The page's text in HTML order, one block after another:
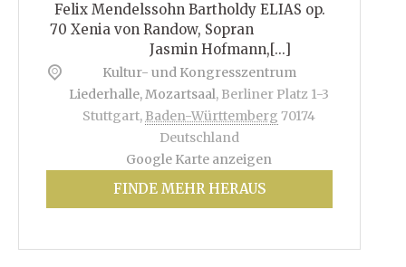
Felix Mendelssohn Bartholdy ELIAS op.
70 Xenia von Randow, Sopran
Jasmin Hofmann,[...]
Kultur- und Kongresszentrum
Liederhalle, Mozartsaal, Berliner Platz 1-3
Stuttgart, Baden-Württemberg 70174
Deutschland
Google Karte anzeigen
FINDE MEHR HERAUS